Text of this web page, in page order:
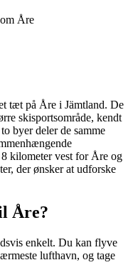
tæt på Åre i Jämtland. De
skisportsområde, kendt
byer deler de samme
kilometer vest for Åre og
der ønsker at udforske
Åre?
enkelt. Du kan flyve
lufthavn, og tage